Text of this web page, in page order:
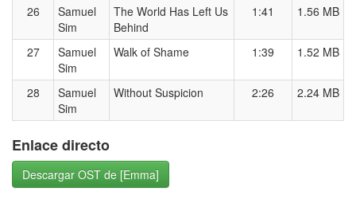
26
Samuel
Sim
The World Has Left Us
Behind
1:41 1.56 MB
27
Samuel
Sim
Walk of Shame 1:39 1.52 MB
28
Samuel
Sim
Without Suspicion 2:26 2.24 MB
Enlace directo
Descargar OST de [Emma]